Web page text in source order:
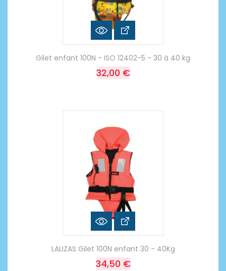
Gilet enfant 100N - ISO 12402-5 - 30 à 40 kg
32,00 €
LALIZAS Gilet 100N enfant 30 - 40Kg
34,50 €